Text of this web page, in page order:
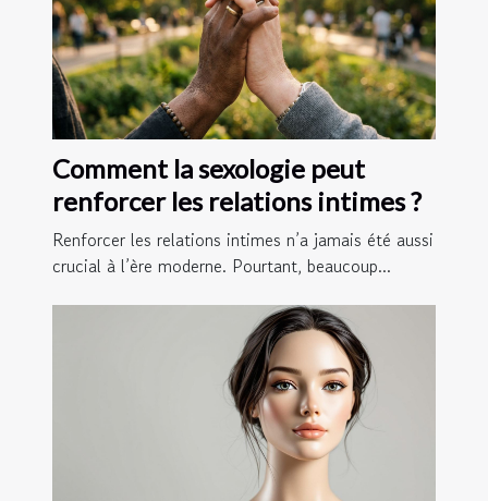
Comment la sexologie peut
renforcer les relations intimes ?
Renforcer les relations intimes n’a jamais été aussi
crucial à l’ère moderne. Pourtant, beaucoup...